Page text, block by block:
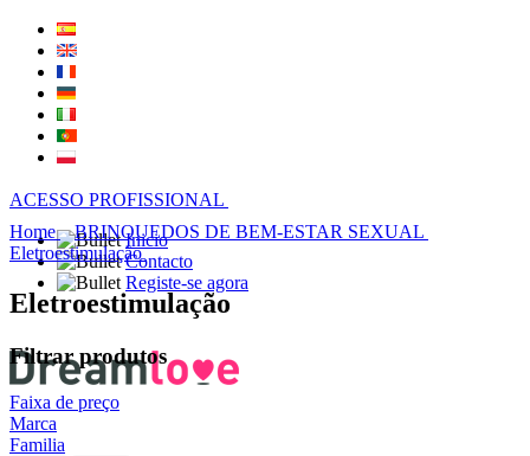
ACESSO PROFISSIONAL
Inicio
Contacto
Registe-se agora
Home
BRINQUEDOS DE BEM-ESTAR SEXUAL
Eletroestimulação
Eletroestimulação
Filtrar produtos
Faixa de preço
Marca
Familia